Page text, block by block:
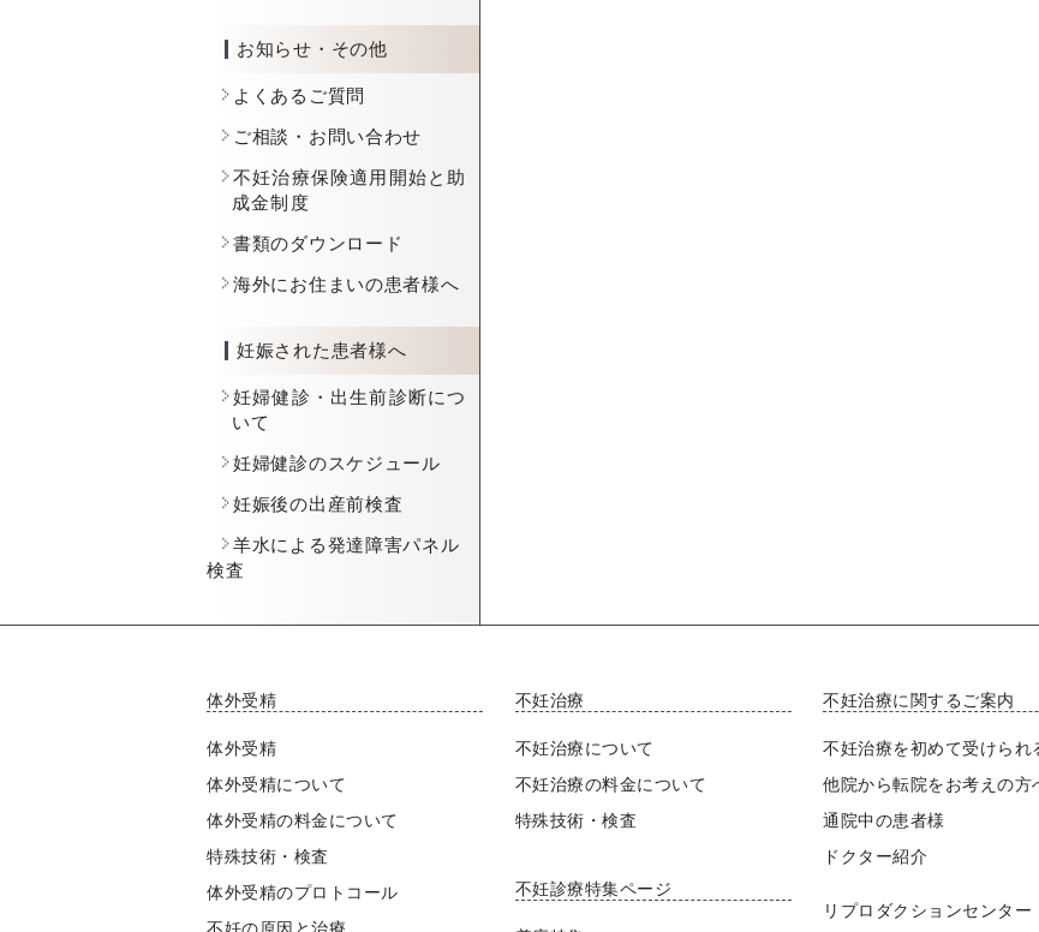
お知らせ・その他
よくあるご質問
ご相談・お問い合わせ
不妊治療保険適用開始と助
成金制度
書類のダウンロード
海外にお住まいの患者様へ
妊娠された患者様へ
妊婦健診・出生前診断につ
いて
妊婦健診のスケジュール
妊娠後の出産前検査
羊水による発達障害パネル
検査
体外受精
体外受精
体外受精について
体外受精の料金について
特殊技術・検査
体外受精のプロトコール
不妊治療
不妊治療について
不妊治療の料金について
特殊技術・検査
不妊診療特集ページ
不妊治療に関するご案内
不妊治療を初めて受けられ
他院から転院をお考えの方
通院中の患者様
ドクター紹介
リプロダクションセンター